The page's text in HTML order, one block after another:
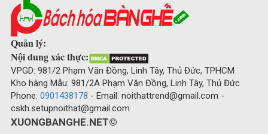
Quản lý:
Nội dung xác thực:
VPGD: 981/2 Phạm Văn Đồng, Linh Tây, Thủ Đức, TPHCM
Kho hàng Mẫu: 981/2A Phạm Văn Đồng, Linh Tây, Thủ Đức
Phone: 0901438178 - Email: noithattrend@gmail.com -
cskh.setupnoithat@gmail.com
XUONGBANGHE.NET©